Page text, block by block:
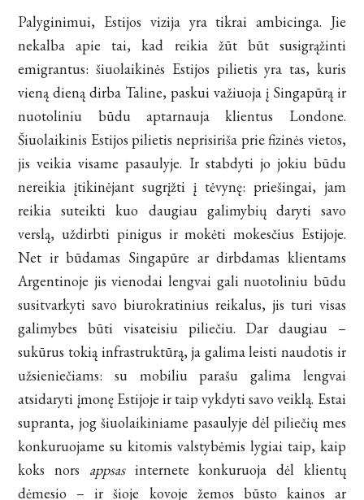
Palyginimui, Estijos vizija yra tikrai ambicinga. Jie
nekalba apie tai, kad reikia žūt būt susigrąžinti
emigrantus: šiuolaikinės Estijos pilietis yra tas, kuris
vieną dieną dirba Taline, paskui važiuoja į Singapūrą ir
nuotoliniu būdu aptarnauja klientus Londone.
Šiuolaikinis Estijos pilietis neprisiriša prie fizinės vietos,
jis veikia visame pasaulyje. Ir stabdyti jo jokiu būdu
nereikia įtikinėjant sugrįžti į tėvynę: priešingai, jam
reikia suteikti kuo daugiau galimybių daryti savo
verslą, uždirbti pinigus ir mokėti mokesčius Estijoje.
Net ir būdamas Singapūre ar dirbdamas klientams
Argentinoje jis vienodai lengvai gali nuotoliniu būdu
susitvarkyti savo biurokratinius reikalus, jis turi visas
galimybes būti visateisiu piliečiu. Dar daugiau –
sukūrus tokią infrastruktūrą, ja galima leisti naudotis ir
užsieniečiams: su mobiliu parašu galima lengvai
atsidaryti įmonę Estijoje ir taip vykdyti savo veiklą. Estai
supranta, jog šiuolaikiniame pasaulyje dėl piliečių mes
konkuruojame su kitomis valstybėmis lygiai taip, kaip
koks nors appsasinternete konkuruoja dėl klientų
dėmesio – ir šioje kovoje žemos būsto kainos ar